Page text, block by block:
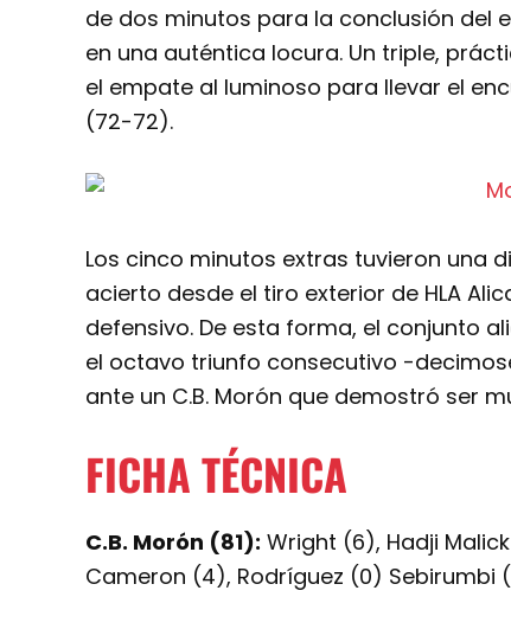
de dos minutos para la conclusión del
en una auténtica locura. Un triple,
el empate al luminoso para llevar el
(72-72).
Los cinco minutos extras tuvieron una
acierto desde el tiro exterior de HLA
defensivo. De esta forma, el conjunto
el octavo triunfo consecutivo -
ante un C.B. Morón que demostró ser
FICHA TÉCNICA
C.B. Morón (81): Wright (6), Hadji
Cameron (4), Rodríguez (0) Sebirumbi